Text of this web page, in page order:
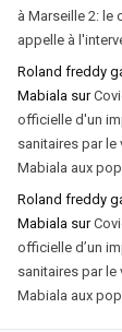
à Marseille 2:
appelle à
Roland freddy
Mabialasur
officielle d'un
sanitaires par le
Mabiala aux
Roland freddy
Mabialasur
officielle d’un
sanitaires par le
Mabiala aux